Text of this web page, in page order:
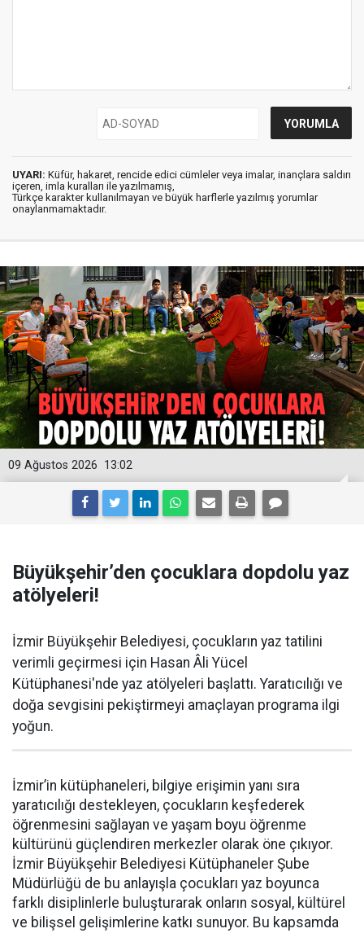
UYARI: Küfür, hakaret, rencide edici cümleler veya imalar, inançlara saldırı
içeren, imla kuralları ile yazılmamış,
Türkçe karakter kullanılmayan ve büyük harflerle yazılmış yorumlar
onaylanmamaktadır.
13:02
09 Ağustos 2026
Büyükşehir’den çocuklara dopdolu yaz
atölyeleri!
İzmir Büyükşehir Belediyesi, çocukların yaz tatilini
verimli geçirmesi için Hasan Âli Yücel
Kütüphanesi'nde yaz atölyeleri başlattı. Yaratıcılığı ve
doğa sevgisini pekiştirmeyi amaçlayan programa ilgi
yoğun.
İzmir’in kütüphaneleri, bilgiye erişimin yanı sıra
yaratıcılığı destekleyen, çocukların keşfederek
öğrenmesini sağlayan ve yaşam boyu öğrenme
kültürünü güçlendiren merkezler olarak öne çıkıyor.
İzmir Büyükşehir Belediyesi Kütüphaneler Şube
Müdürlüğü de bu anlayışla çocukları yaz boyunca
farklı disiplinlerle buluşturarak onların sosyal, kültürel
ve bilişsel gelişimlerine katkı sunuyor. Bu kapsamda